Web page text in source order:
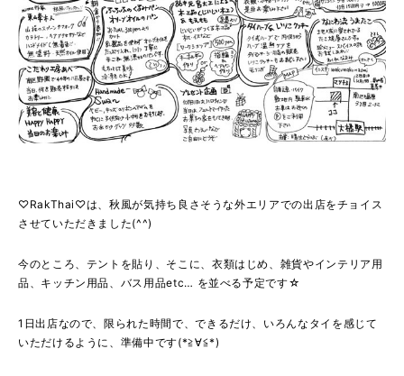
♡RakThai♡は、秋風が気持ち良さそうな外エリアでの出店をチョイス
させていただきました(^^)
今のところ、テントを貼り、そこに、衣類はじめ、雑貨やインテリア用
品、キッチン用品、バス用品etc… を並べる予定です☆
1日出店なので、限られた時間で、できるだけ、いろんなタイを感じて
いただけるように、準備中です(*≧∀≦*)